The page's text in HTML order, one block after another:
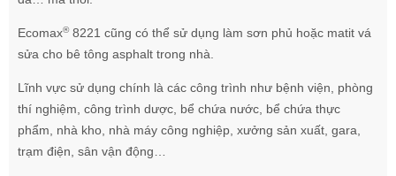
Ecomax®8221 cũng có thể sử dụng làm sơn phủ hoặc matit vá
sửa cho bê tông asphalt trong nhà.
Lĩnh vực sử dụng chính là các công trình như bệnh viện, phòng
thí nghiệm, công trình dược, bể chứa nước, bể chứa thực
phẩm, nhà kho, nhà máy công nghiệp, xưởng sản xuất, gara,
trạm điện, sân vận động…